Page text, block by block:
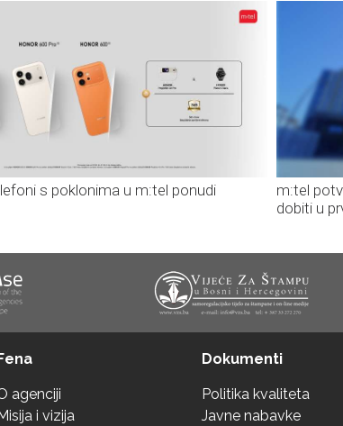
s poklonima u m:tel ponudi
m:tel
dobiti u
Fena
agenciji
Misija i vizija
Dokumenti
Politika kvaliteta
Javne nabavke